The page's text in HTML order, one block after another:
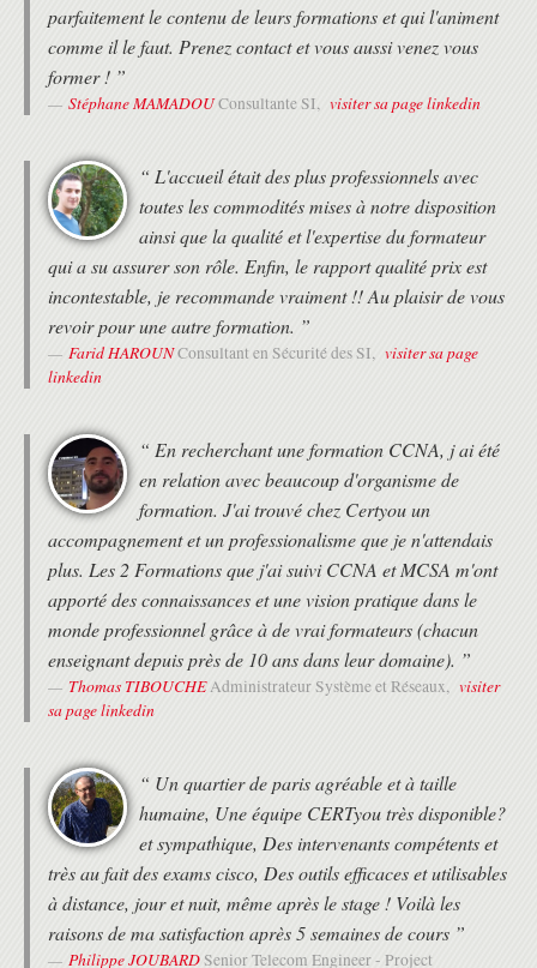
Fonctionnalité EIGRP
Transport fiable EIGRP
Établir la relation de voisinage EIGRP
Choix du chemin EIGRP
EIGRP pourIPv6
Comparer EIGRP et OSPF
IMPLEMENTATION DU PROTCOLE OSPF
Comprendre les process OSPF
Etalissement de la relation de voisinnage OSPF
Construction de la Link-State Database
Type de LSA OSPF
Comparer les architecture mono et multi- aires OSPF
OPTIMISER LE PROTOCOLE OSPF
Les coût OSPF
Les benefices des résumés de routes OSPF
Les outils de filtrages de routes OSPF
Comparaison entre OSPFv2 etOSPFv3
COMPRENDRE LE PROTOCOLE EBGP
Routage inter domaine avec BGP
Opération BGP
Types de voisinnage BGP
Choix des chemins BGP
BGP Path Attributes
Les besoins du Default Gateway Redundancy
Comprendre FHRP
Les fonctionnalités avancées du protocole HSRP
Les fonctionnalités du Cisco Switch High Availability
IMPLÉMENTATION DU NAT
Définition du Network Address Translation
Implémentation du NAT
parfaitement le contenu de leurs formations et qui l'animent
comme il le faut. Prenez contact et vous aussi venez vous
former ! ”
Stéphane MAMADOUConsultante SI, visiter sa page linkedin
“ L'accueil était des plus professionnels avec
toutes les commodités mises à notre disposition
ainsi que la qualité et l'expertise du formateur
qui a su assurer son rôle. Enfin, le rapport qualité prix est
incontestable, je recommande vraiment !! Au plaisir de vous
revoir pour une autre formation. ”
Farid HAROUNConsultant en Sécurité des SI, visiter sa page
linkedin
“ En recherchant une formation CCNA, j ai été
en relation avec beaucoup d'organisme de
formation. J'ai trouvé chez Certyou un
accompagnement et un professionalisme que je n'attendais
plus. Les 2 Formations que j'ai suivi CCNA et MCSA m'ont
apporté des connaissances et une vision pratique dans le
monde professionnel grâce à de vrai formateurs (chacun
enseignant depuis près de 10 ans dans leur domaine). ”
Thomas TIBOUCHEAdministrateur Système et Réseaux, visiter
sa page linkedin
“ Un quartier de paris agréable et à taille
humaine, Une équipe CERTyou très disponible?
et sympathique, Des intervenants compétents et
très au fait des exams cisco, Des outils efficaces et utilisables
à distance, jour et nuit, même après le stage ! Voilà les
raisons de ma satisfaction après 5 semaines de cours ”
Philippe JOUBARDSenior Telecom Engineer - Project